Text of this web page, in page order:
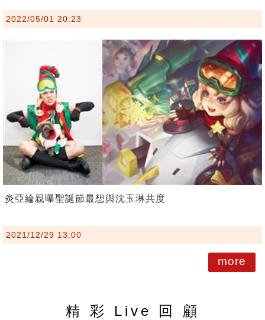
2022/05/01 20:23
炎亞綸親曝聖誕節最想與沈玉琳共度
2021/12/29 13:00
more
精 彩 Live 回 顧